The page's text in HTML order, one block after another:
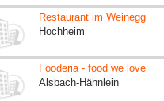
Restaurant im Weinegg
Hochheim
Fooderia - food we love
Alsbach-Hähnlein